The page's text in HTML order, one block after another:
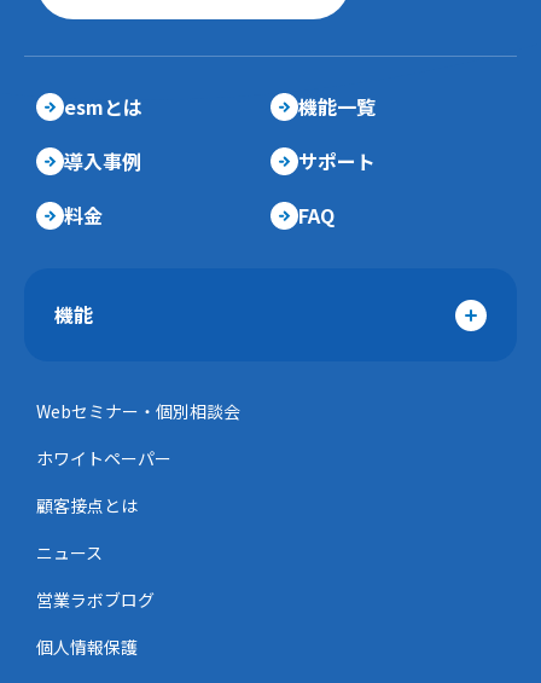
esmとは
機能一覧
導入事例
サポート
料金
FAQ
機能
Webセミナー・個別相談会
ホワイトペーパー
顧客接点とは
ニュース
営業ラボブログ
個人情報保護